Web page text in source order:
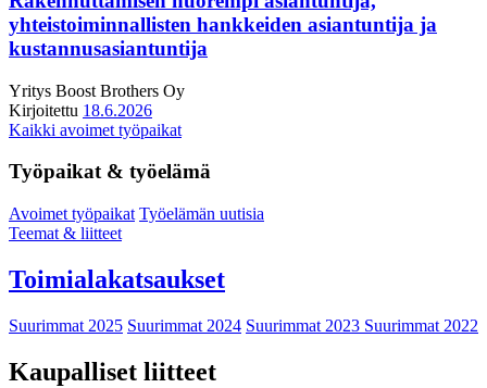
yhteistoiminnallisten hankkeiden asiantuntija ja
kustannusasiantuntija
Yritys Boost Brothers Oy
Kirjoitettu 18.6.2026
Kaikki avoimet työpaikat
Työpaikat & työelämä
Avoimet työpaikat Työelämän uutisia
Teemat & liitteet
Toimialakatsaukset
Suurimmat 2025 Suurimmat 2024 Suurimmat 2023 Suurimmat 2022
Kaupalliset liitteet